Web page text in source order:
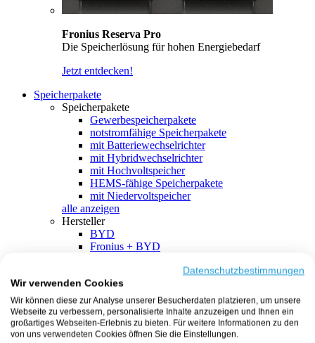
Fronius Reserva Pro
Die Speicherlösung für hohen Energiebedarf
Jetzt entdecken!
Speicherpakete
Speicherpakete
Gewerbespeicherpakete
notstromfähige Speicherpakete
mit Batteriewechselrichter
mit Hybridwechselrichter
mit Hochvoltspeicher
HEMS-fähige Speicherpakete
mit Niedervoltspeicher
alle anzeigen
Hersteller
BYD
Fronius + BYD
SMA + BYD
EcoFlow
EcoFlow + EcoFlow
FENECON
FENECON + FENECON
Datenschutzbestimmungen
Wir verwenden Cookies
Wir können diese zur Analyse unserer Besucherdaten platzieren, um unsere
Webseite zu verbessern, personalisierte Inhalte anzuzeigen und Ihnen ein
großartiges Webseiten-Erlebnis zu bieten. Für weitere Informationen zu den
von uns verwendeten Cookies öffnen Sie die Einstellungen.